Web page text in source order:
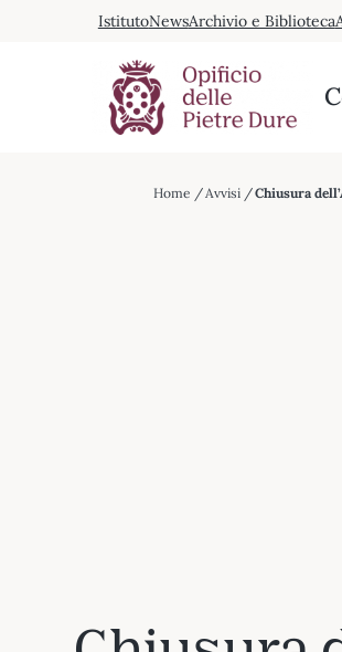
IstitutoNewsArchivio e Biblioteca
Home Avvisi Chiusura